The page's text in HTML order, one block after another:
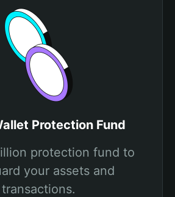
Protection Fund
protection fund to
your assets and
transactions.